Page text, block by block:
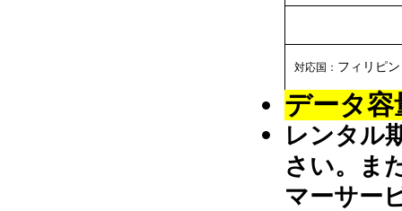
対応国： フィリピン
データ
レンタル
さい。ま
マーサー